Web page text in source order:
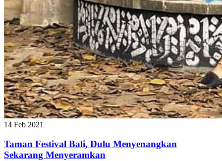
14 Feb 2021
Taman Festival Bali, Dulu Menyenangkan
Sekarang Menyeramkan